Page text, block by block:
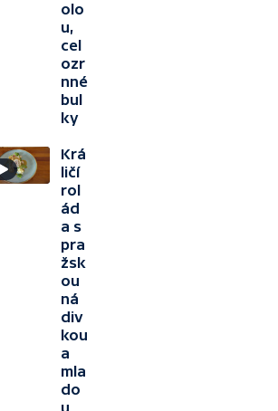
olo
u,
cel
ozr
nné
bul
ky
Krá
ličí
rol
ád
a s
pra
žsk
ou
ná
div
kou
a
mla
do
u